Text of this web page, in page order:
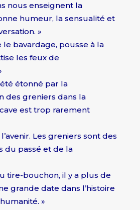
nous enseignent la
humeur, la sensualité et
»
le bavardage, pousse à la
les feux de
été étonné par la
des greniers dans la
est trop rarement
l’avenir. Les greniers sont des
du passé et de la
tire-bouchon, il y a plus de
grande date dans l’histoire
»